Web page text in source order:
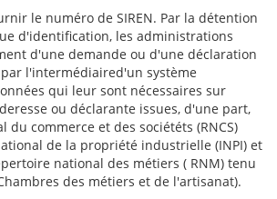
le numéro de SIREN. Par la détention
d'identification, les administrations
d'une demande ou d'une déclaration
l'intermédiaired'un système
qui leur sont nécessaires sur
ou déclarante issues, d'une part,
commerce et des sociététs (RNCS)
de la propriété industrielle (INPI) et
national des métiers ( RNM) tenu
des métiers et de l'artisanat).